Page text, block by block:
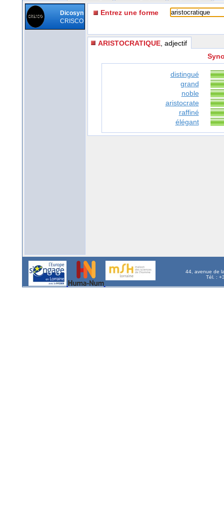
Dicosyn
CRISCO
Entrez une forme
ARISTOCRATIQUE , adjectif
distingué
grand
noble
aristocrate
raffiné
élégant
44, avenue de
Tél. :